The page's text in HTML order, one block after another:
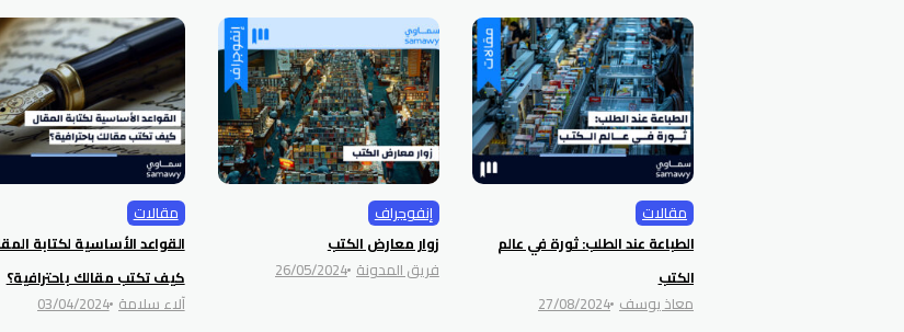
مقالات
الطباعة عند الطلب: ثورة في عالم
الكتب
معاذ يوسف 27/08/2024
إنفوجراف
زوار معارض الكتب
فريق المدونة 26/05/2024
مقالات
القواعد الأساسية لكتابة
كيف تكتب مقالك باحترافية؟
آلاء سلامة 03/04/2024